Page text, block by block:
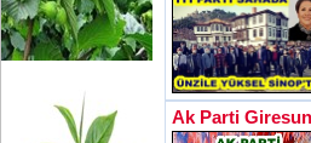
Ak Parti